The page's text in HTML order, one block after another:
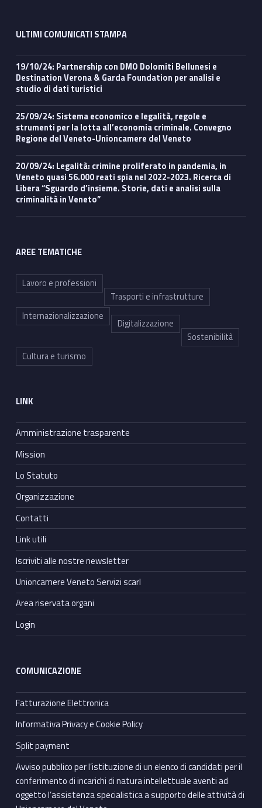
ULTIMI COMUNICATI STAMPA
19/10/24: Partnership con DMO Dolomiti Bellunesi e
Destination Verona & Garda Foundation per analisi e
studio di dati turistici
25/09/24: Sistema economico e legalità, regole e
strumenti per la lotta all’economia criminale. Convegno
Regione del Veneto-Unioncamere del Veneto
20/09/24: Legalità: crimine proliferato in pandemia, in
Veneto quasi 56.000 reati spia nel 2022-2023. Ricerca di
Libera “Sguardo d’insieme. Storie, dati e analisi sulla
criminalità in Veneto”
AREE TEMATICHE
Lavoro e professioni
Trasporti e infrastrutture
Internazionalizzazione
Digitalizzazione
Sostenibilità
Cultura e turismo
LINK
Amministrazione trasparente
Mission
Lo Statuto
Organizzazione
Contatti
Link utili
Iscriviti alle nostre newsletter
Unioncamere Veneto Servizi scarl
Area riservata organi
Login
COMUNICAZIONE
Fatturazione Elettronica
Informativa Privacy e Cookie Policy
Split payment
Avviso pubblico per l’istituzione di un elenco di candidati per il
conferimento di incarichi di natura intellettuale aventi ad
oggetto l’assistenza specialistica a supporto delle attività di